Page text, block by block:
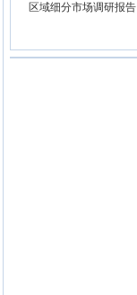
区域细分市场调研报告